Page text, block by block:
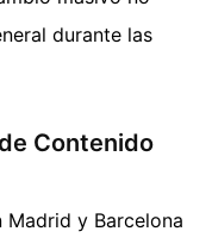
durante las
Contenido
y Barcelona